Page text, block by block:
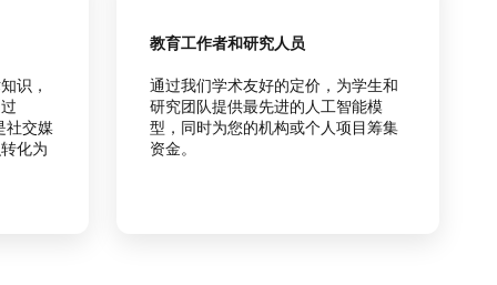
识，
社交媒
化为
教育工作者和研究人员
通过我们学术友好的定价，为学生和
研究团队提供最先进的人工智能模
型，同时为您的机构或个人项目筹集
资金。